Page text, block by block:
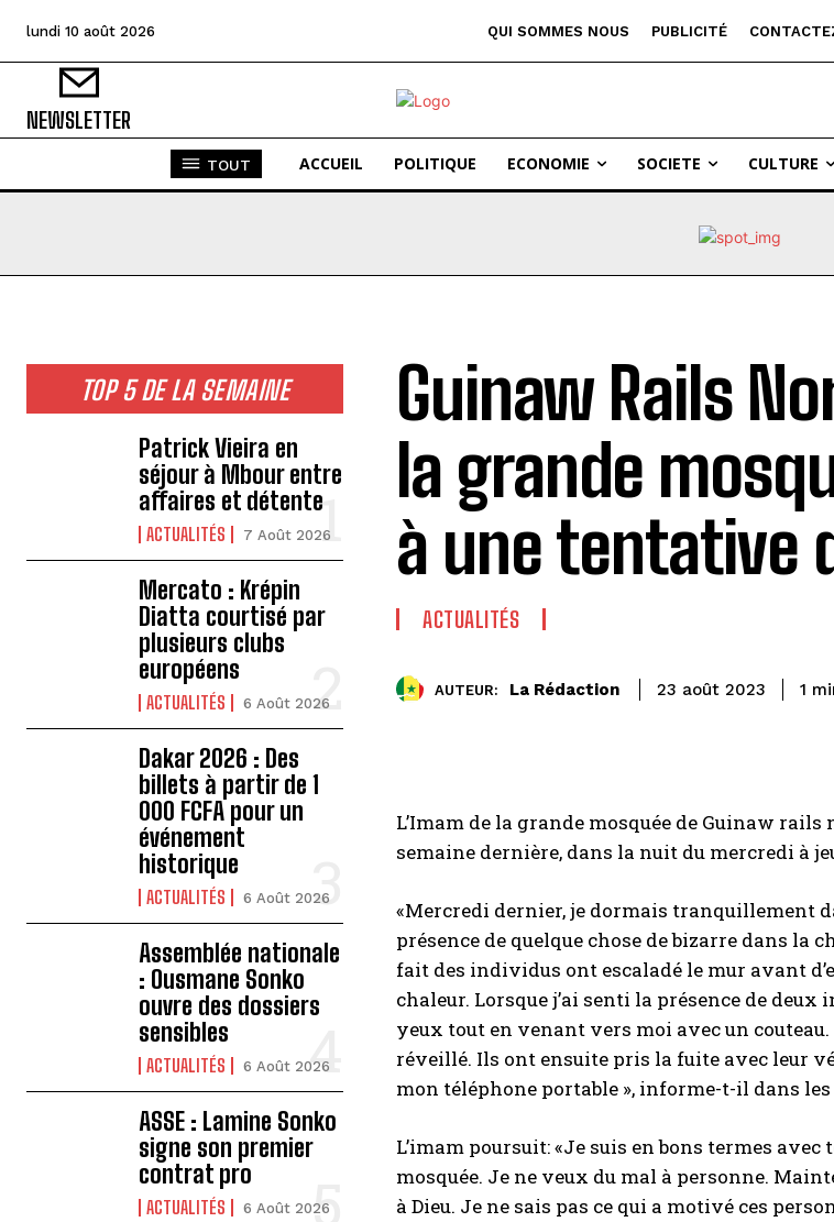
lundi 10 août 2026 QUI SOMMES NOUS PUBLICITÉ
NEWSLETTER
TOUT ACCUEIL POLITIQUE ECONOMIE SOCIETE CULTURE
TOP 5 DE LA SEMAINE
Patrick Vieira en
séjour à Mbour entre
affaires et détente
ACTUALITÉS 7 Août 2026
Mercato : Krépin
Diatta courtisé par
plusieurs clubs
européens
ACTUALITÉS 6 Août 2026
Dakar 2026 : Des
billets à partir de 1
000 FCFA pour un
événement
historique
ACTUALITÉS 6 Août 2026
Assemblée nationale
: Ousmane Sonko
ouvre des dossiers
sensibles
ACTUALITÉS 6 Août 2026
ASSE : Lamine Sonko
signe son premier
contrat pro
ACTUALITÉS 6 Août 2026
​Guinaw Rails
la grande
à une tentative
ACTUALITÉS
AUTEUR: La Rédaction 23 août 2023 1
L’Imam de la grande mosquée de Guinaw
semaine dernière, dans la nuit du mercredi à
«Mercredi dernier, je dormais tranquillement
présence de quelque chose de bizarre dans la
fait des individus ont escaladé le mur avant
chaleur. Lorsque j’ai senti la présence de
yeux tout en venant vers moi avec un
réveillé. Ils ont ensuite pris la fuite avec leur
mon téléphone portable », informe-t-il dans
L’imam poursuit: «Je suis en bons termes
mosquée. Je ne veux du mal à personne.
à Dieu. Je ne sais pas ce qui a motivé ces